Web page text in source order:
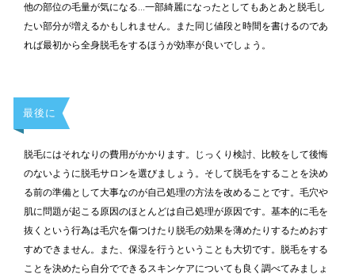
他の部位の毛量が気になる…一部綺麗になったとしてもあとあと脱毛し
たい部分が増えるかもしれません。また同じ値段と時間を書けるのであ
れば最初から全身脱毛をするほうが効率が良いでしょう。
最後に
脱毛にはそれなりの費用がかかります。じっくり検討、比較をして後悔
のないように脱毛サロンを選びましょう。そして脱毛をすることを決め
る前の準備として大事なのが自己処理の方法を改めることです。毛穴や
肌に問題が起こる原因のほとんどは自己処理が原因です。基本的に毛を
抜くという行為は毛穴を傷つけたり脱毛の効果を薄めたりするためおす
すめできません。また、保湿を行うということも大切です。脱毛をする
ことを決めたら自分でできるスキンケアについても良く調べてみましょ